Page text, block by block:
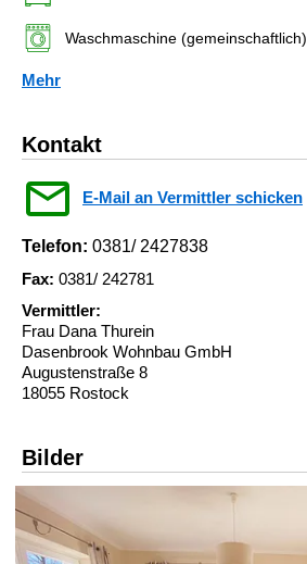
Waschmaschine (gemeinschaftlich)
Mehr
Kontakt
E-Mail an Vermittler schicken
Telefon: 0381/ 2427838
Fax: 0381/ 242781
Vermittler:
Frau Dana Thurein
Dasenbrook Wohnbau GmbH
Augustenstraße 8
18055 Rostock
Bilder